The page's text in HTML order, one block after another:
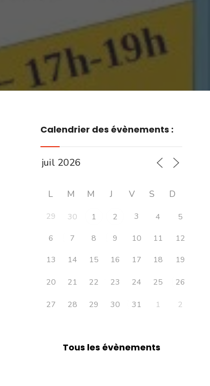
Calendrier des évènements :
L M M J V S D
29 30 1 2 3 4
5
6
7 8 9 10 11
12
13
14 15 16 17 18 19
20 21 22 23 24 25 26
27 28 29 30 31 1 2
Tous les évènements